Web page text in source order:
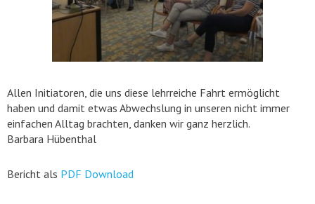
Allen Initiatoren, die uns diese lehrreiche Fahrt ermöglicht
haben und damit etwas Abwechslung in unseren nicht immer
einfachen Alltag brachten, danken wir ganz herzlich.
Barbara Hübenthal
Bericht als PDF Download